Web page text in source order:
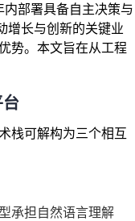
部署具备自主决策与
增长与创新的关键业
势。本文旨在从工程
栈可解构为三个相互
承担自然语言理解